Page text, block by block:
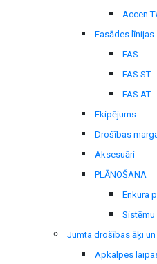
Accen
Fasādes līnijas
FAS
FAS ST
FAS AT
Ekipējums
Drošības
Aksesuāri
PLĀNOŠANA
Enkura
Jumta drošības āķi
Apkalpes